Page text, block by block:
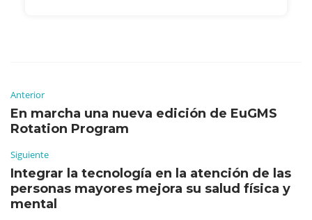
Anterior
En marcha una nueva edición de EuGMS
Rotation Program
Siguiente
Integrar la tecnología en la atención de las
personas mayores mejora su salud física y
mental